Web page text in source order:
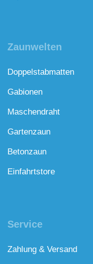
Zaunwelten
Doppelstabmatten
Gabionen
Maschendraht
Gartenzaun
Betonzaun
Einfahrtstore
Service
Zahlung & Versand